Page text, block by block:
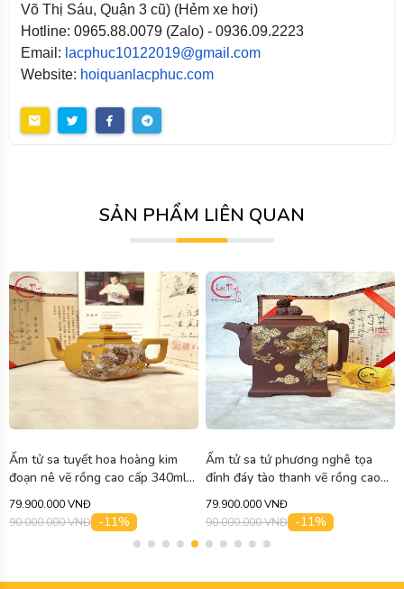
Võ Thị Sáu, Quận 3 cũ) (Hẻm xe hơi)
Hotline: 0965.88.0079 (Zalo) - 0936.09.2223
Email: lacphuc10122019@gmail.com
Website: hoiquanlacphuc.com
SẢN PHẨM LIÊN QUAN
Ấm tử sa tuyết hoa hoàng kim
đoạn nê vẽ rồng cao cấp 340ml
ATS463
79.900.000 VNĐ
90.000.000 VNĐ -11%
Ấm tử sa tứ phương nghê tọa
đỉnh đáy tào thanh vẽ rồng cao
cấp 300ml ATS464
79.900.000 VNĐ
90.000.000 VNĐ -11%